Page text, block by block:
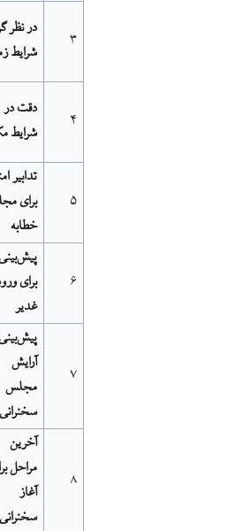
۳
در نظر
شرایط
۴
دقت در
شرایط
۵
تدابیر
برای
خطابه
۶
برای
غدیر
۷
آرایش
مجلس
سخنرانی
۸
آخرین
مراحل
آغاز
سخنرانی